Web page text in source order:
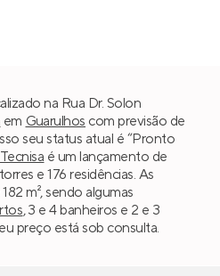
na Rua Dr. Solon
em Guarulhos com previsão de
seu status atual é “Pronto
Tecnisa é um lançamento de
e 176 residências. As
m², sendo algumas
, 3 e 4 banheiros e 2 e 3
preço está sob consulta.